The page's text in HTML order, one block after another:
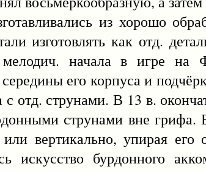
из хорошо
изготовлять как отд.
мелодич. начала в игре
его корпуса и
отд. струнами. В 13 в.
струнами вне грифа.
вертикально, упирая его
бурдонного